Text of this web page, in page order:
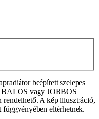
beépített szelepes
BALOS vagy JOBBOS
A kép illusztráció,
függvényében eltérhetnek.